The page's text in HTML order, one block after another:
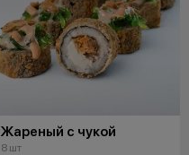
Жареный с чукой
8 шт